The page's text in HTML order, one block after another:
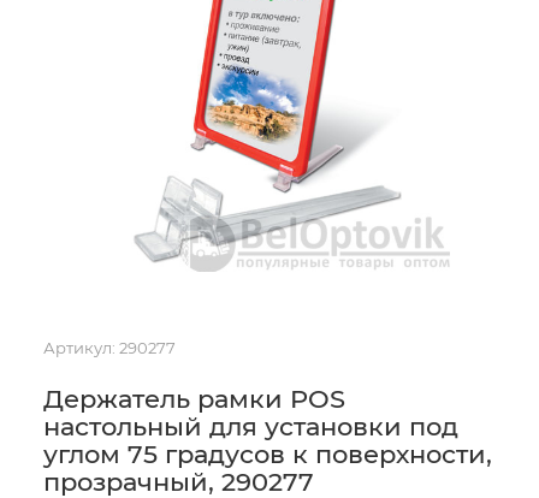
Артикул: 290277
Держатель рамки POS
настольный для установки под
углом 75 градусов к поверхности,
прозрачный, 290277